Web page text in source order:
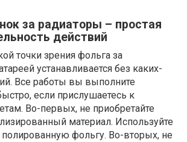
за радиаторы – простая
действий
точки зрения фольга за
устанавливается без каких-
Все работы вы выполните
если прислушаетесь к
Во-первых, не приобретайте
материал. Используйте
фольгу. Во-вторых, не